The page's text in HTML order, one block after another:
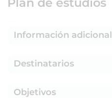
Información adicional
Destinatarios
Objetivos